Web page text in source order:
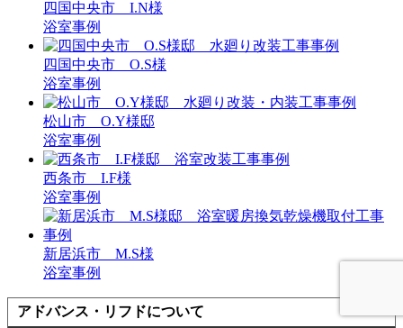
四国中央市 I.N様
浴室事例
四国中央市 O.S様
浴室事例
松山市 O.Y様邸
浴室事例
西条市 I.F様
浴室事例
新居浜市 M.S様
浴室事例
アドバンス・リフドについて